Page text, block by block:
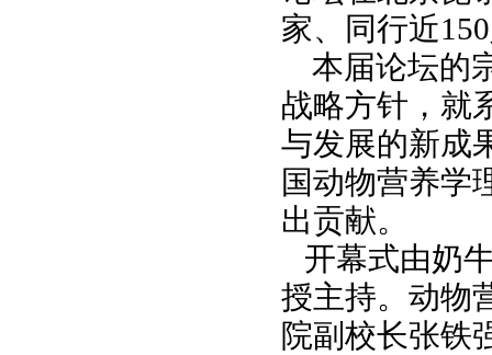
家、同行近150
本届论坛的
战略方针，就
与发展的新成
国动物营养学
出贡献。
开幕式由奶
授主持。动物
院副校长张铁